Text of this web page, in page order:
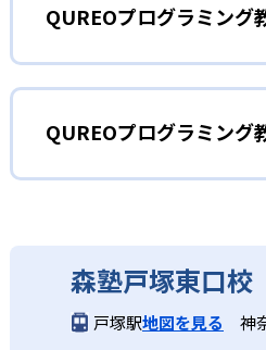
2 個別最
IT企業サイバーエージェン
を見据えた本格的なカリキ
ことが苦手な子であっても
初級コースでは教育版マ
コースではJavaScriptを中
問題にも対応できる実践力
まずは導入として、教育版
教材による400種類以上
された本格的なストーリー
え、より高度なゲーム作り
しみながら学習を進めるこ
大学
中学生・高校生に推奨の中
JavaScriptを中心に学び、
力検定」に準拠しており
報」で出題されるように
QUREOプログラミング
QUREOプログラミング教
カリキュラムと対話形式
導入の大学入学共通テスト
どんなデメリットがあ
一部教室では無料体験が
QUREOプログラミング
QUREOプログラミング教
森塾戸塚東口校
戸塚駅地図を見る 神